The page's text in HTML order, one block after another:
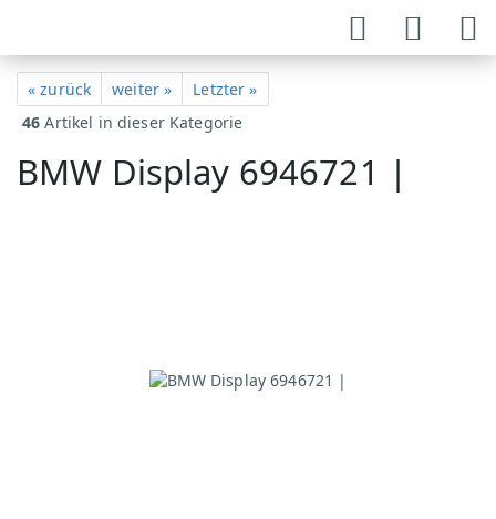
« zurück weiter »
Letzter »
46 Artikel in dieser Kategorie
BMW Display 6946721 |